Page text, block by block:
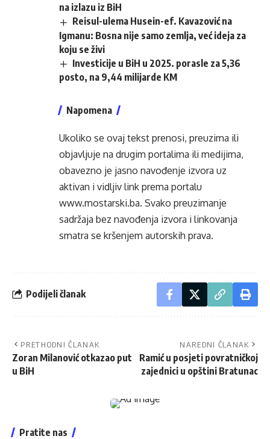
na izlazu iz BiH
Reisul-ulema Husein-ef. Kavazović na
Igmanu: Bosna nije samo zemlja, već ideja za
koju se živi
Investicije u BiH u 2025. porasle za 5,36
posto, na 9,44 milijarde KM
Napomena
Ukoliko se ovaj tekst prenosi, preuzima ili
objavljuje na drugim portalima ili medijima,
obavezno je jasno navođenje izvora uz
aktivan i vidljiv link prema portalu
www.mostarski.ba. Svako preuzimanje
sadržaja bez navođenja izvora i linkovanja
smatra se kršenjem autorskih prava.
Podijeli članak
PRETHODNI ČLANAK
Zoran Milanović otkazao put
u BiH
NAREDNI ČLANAK
Ramić u posjeti povratničkoj
zajednici u opštini Bratunac
Pratite nas